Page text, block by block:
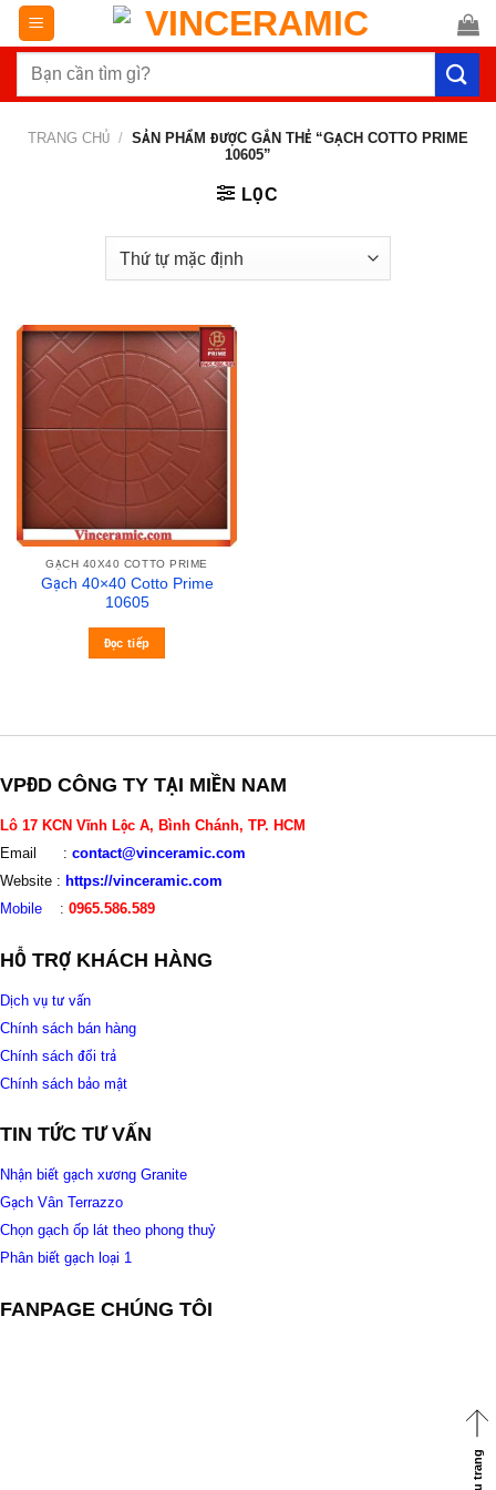
Chuyển
đến
dung
Tìm
kiếm:
TRANG CHỦ / SẢN PHẨM ĐƯỢC GẮN THẺ “GẠCH COTTO PRIME
10605”
LỌC
GẠCH 40X40 COTTO PRIME
Gạch 40×40 Cotto Prime
10605
Đọc tiếp
VPĐD CÔNG TY TẠI MIỀN NAM
Lô 17 KCN Vĩnh Lộc A, Bình Chánh, TP. HCM
Email : contact@vinceramic.com
Website : https://vinceramic.com
Mobile : 0965.586.589
HỖ TRỢ KHÁCH HÀNG
Dịch vụ tư vấn
Chính sách bán hàng
Chính sách đổi trả
Chính sách bảo mật
TIN TỨC TƯ VẤN
Nhận biết gạch xương Granite
Gạch Vân Terrazzo
Chọn gạch ốp lát theo phong thuỷ
Phân biết gạch loại 1
FANPAGE CHÚNG TÔI